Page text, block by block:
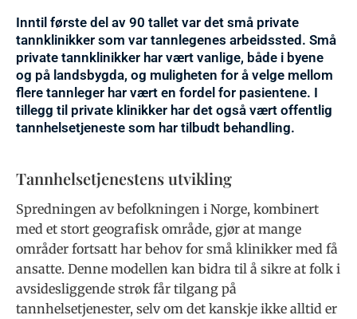
Inntil første del av 90 tallet var det små private
tannklinikker som var tannlegenes arbeidssted. Små
private tannklinikker har vært vanlige, både i byene
og på landsbygda, og muligheten for å velge mellom
flere tannleger har vært en fordel for pasientene. I
tillegg til private klinikker har det også vært offentlig
tannhelsetjeneste som har tilbudt behandling.
Tannhelsetjenestens utvikling
Spredningen av befolkningen i Norge, kombinert
med et stort geografisk område, gjør at mange
områder fortsatt har behov for små klinikker med få
ansatte. Denne modellen kan bidra til å sikre at folk i
avsidesliggende strøk får tilgang på
tannhelsetjenester, selv om det kanskje ikke alltid er